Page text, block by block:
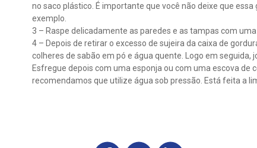
no saco plástico. É importante que você não deixe que
exemplo.
3 – Raspe delicadamente as paredes e as tampas com
4 – Depois de retirar o excesso de sujeira da caixa de
colheres de sabão em pó e água quente. Logo em
Esfregue depois com uma esponja ou com uma escova de
recomendamos que utilize água sob pressão. Está feita a